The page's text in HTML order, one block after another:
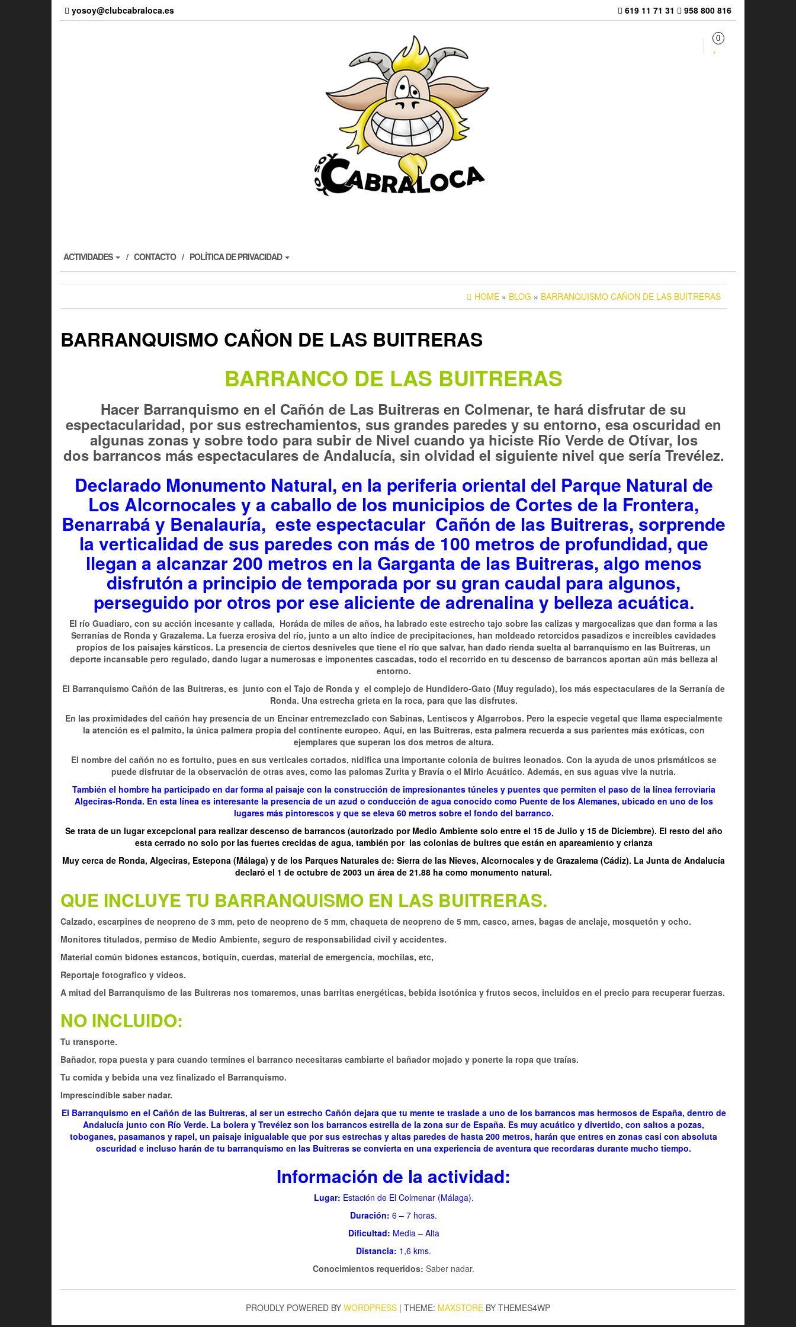
yosoy@clubcabraloca.es 619 11 71 31 958 800 816
0
ACTIVIDADES CONTACTO POLÍTICA DE PRIVACIDAD
HOME » BLOG » BARRANQUISMO CAÑON DE LAS BUITRERAS
BARRANQUISMO CAÑON DE LAS BUITRERAS
BARRANCO DE LAS BUITRERAS
Hacer Barranquismo en el Cañón de Las Buitreras en Colmenar, te hará disfrutar de su
espectacularidad, por sus estrechamientos, sus grandes paredes y su entorno, esa oscuridad en
algunas zonas y sobre todo para subir de Nivel cuando ya hiciste Río Verde de Otívar, los
dos barrancos más espectaculares de Andalucía, sin olvidad el siguiente nivel que sería Trevélez.
Declarado Monumento Natural, en la periferia oriental del Parque Natural de
Los Alcornocales y a caballo de los municipios de Cortes de la Frontera,
Benarrabá y Benalauría, este espectacular Cañón de las Buitreras, sorprende
la verticalidad de sus paredes con más de 100 metros de profundidad, que
llegan a alcanzar 200 metros en la Garganta de las Buitreras, algo menos
disfrutón a principio de temporada por su gran caudal para algunos,
perseguido por otros por ese aliciente de adrenalina y belleza acuática.
El río Guadiaro, con su acción incesante y callada, Horáda de miles de años, ha labrado este estrecho tajo sobre las calizas y margocalizas que dan forma a las
Serranías de Ronda y Grazalema. La fuerza erosiva del río, junto a un alto índice de precipitaciones, han moldeado retorcidos pasadizos e increíbles cavidades
propios de los paisajes kársticos. La presencia de ciertos desniveles que tiene el río que salvar, han dado rienda suelta al barranquismo en las Buitreras, un
deporte incansable pero regulado, dando lugar a numerosas e imponentes cascadas, todo el recorrido en tu descenso de barrancos aportan aún más belleza al
entorno.
El Barranquismo Cañón de las Buitreras, es junto con el Tajo de Ronda y el complejo de Hundidero-Gato (Muy regulado), los más espectaculares de la Serranía de
Ronda. Una estrecha grieta en la roca, para que las disfrutes.
En las proximidades del cañón hay presencia de un Encinar entremezclado con Sabinas, Lentiscos y Algarrobos. Pero la especie vegetal que llama especialmente
la atención es el palmito, la única palmera propia del continente europeo. Aquí, en las Buitreras, esta palmera recuerda a sus parientes más exóticas, con
ejemplares que superan los dos metros de altura.
El nombre del cañón no es fortuito, pues en sus verticales cortados, nidifica una importante colonia de buitres leonados. Con la ayuda de unos prismáticos se
puede disfrutar de la observación de otras aves, como las palomas Zurita y Bravía o el Mirlo Acuático. Además, en sus aguas vive la nutria.
También el hombre ha participado en dar forma al paisaje con la construcción de impresionantes túneles y puentes que permiten el paso de la línea ferroviaria
Algeciras-Ronda. En esta línea es interesante la presencia de un azud o conducción de agua conocido como Puente de los Alemanes, ubicado en uno de los
lugares más pintorescos y que se eleva 60 metros sobre el fondo del barranco.
Se trata de un lugar excepcional para realizar descenso de barrancos (autorizado por Medio Ambiente solo entre el 15 de Julio y 15 de Diciembre). El resto del año
esta cerrado no solo por las fuertes crecidas de agua, también por las colonias de buitres que están en apareamiento y crianza
Muy cerca de Ronda, Algeciras, Estepona (Málaga) y de los Parques Naturales de: Sierra de las Nieves, Alcornocales y de Grazalema (Cádiz). La Junta de Andalucía
declaró el 1 de octubre de 2003 un área de 21.88 ha como monumento natural.
QUE INCLUYE TU BARRANQUISMO EN LAS BUITRERAS.
Calzado, escarpines de neopreno de 3 mm, peto de neopreno de 5 mm, chaqueta de neopreno de 5 mm, casco, arnes, bagas de anclaje, mosquetón y ocho.
Monitores titulados, permiso de Medio Ambiente, seguro de responsabilidad civil y accidentes.
Material común bidones estancos, botiquín, cuerdas, material de emergencia, mochilas, etc,
Reportaje fotografico y videos.
A mitad del Barranquismo de las Buitreras nos tomaremos, unas barritas energéticas, bebida isotónica y frutos secos, incluidos en el precio para recuperar fuerzas.
NO INCLUIDO:
Tu transporte.
Bañador, ropa puesta y para cuando termines el barranco necesitaras cambiarte el bañador mojado y ponerte la ropa que traías.
Tu comida y bebida una vez finalizado el Barranquismo.
Imprescindible saber nadar.
El Barranquismo en el Cañón de las Buitreras, al ser un estrecho Cañón dejara que tu mente te traslade a uno de los barrancos mas hermosos de España, dentro de
Andalucía junto con Río Verde. La bolera y Trevélez son los barrancos estrella de la zona sur de España. Es muy acuático y divertido, con saltos a pozas,
toboganes, pasamanos y rapel, un paisaje inigualable que por sus estrechas y altas paredes de hasta 200 metros, harán que entres en zonas casi con absoluta
oscuridad e incluso harán de tu barranquismo en las Buitreras se convierta en una experiencia de aventura que recordaras durante mucho tiempo.
Información de la actividad:
Lugar: Estación de El Colmenar (Málaga).
Duración: 6 – 7 horas.
Dificultad: Media – Alta
Distancia: 1,6 kms.
Conocimientos requeridos: Saber nadar.
PROUDLY POWERED BY WORDPRESS | THEME: MAXSTORE BY THEMES4WP